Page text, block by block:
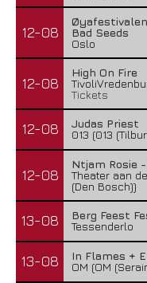
12-08
Øyafestivalen
Bad Seeds
Oslo
12-08
High On Fire
Tickets
12-08
Judas Priest
013 (013
12-08
Ntjam Rosie
Theater aan
(Den Bosch))
13-08
Berg Feest
Tessenderlo
13-08
In Flames +
OM (OM